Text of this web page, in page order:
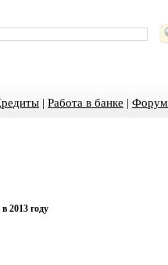
| Работа в банке | Форум
2013 году